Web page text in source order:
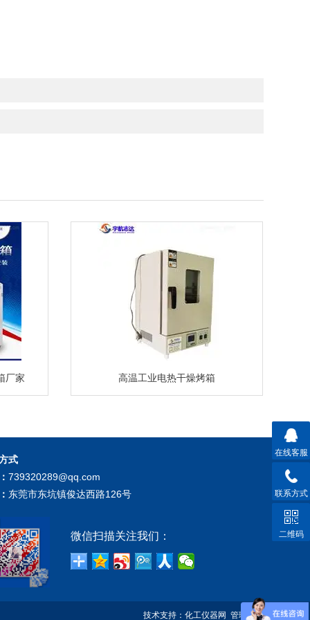
厂家 高温工业电热干燥烤箱
式
739320289@qq.com
东莞市东坑镇俊达西路126号
微信扫描关注我们：
技术支持： 化工仪器网 管理登陆
在线客服
联系方式
二维码